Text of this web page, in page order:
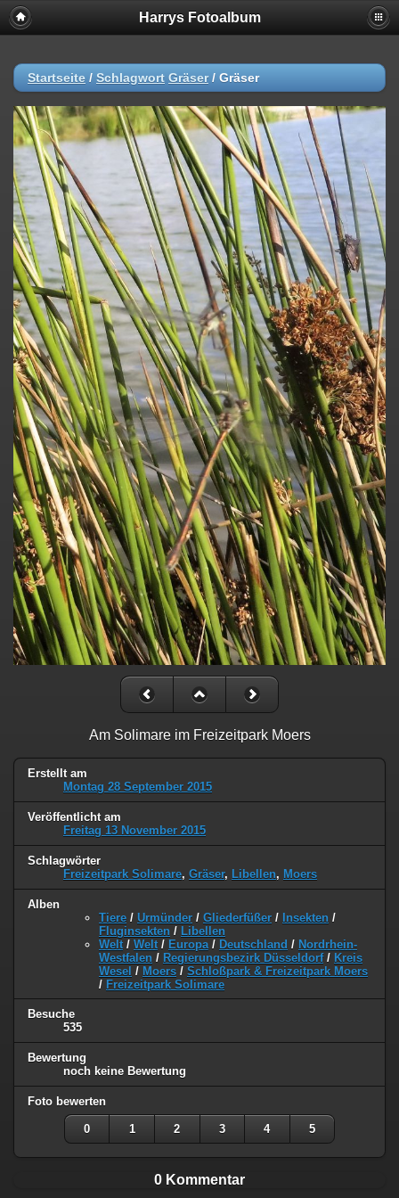
Harrys Fotoalbum
Startseite / Schlagwort Gräser/ Gräser
Am Solimare im Freizeitpark Moers
Erstellt am
Montag 28 September 2015
Veröffentlicht am
Freitag 13 November 2015
Schlagwörter
Freizeitpark Solimare, Gräser, Libellen, Moers
Alben
Tiere / Urmünder / Gliederfüßer / Insekten /
Fluginsekten / Libellen
Welt / Welt / Europa / Deutschland / Nordrhein-
Westfalen / Regierungsbezirk Düsseldorf/ Kreis
Wesel / Moers / Schloßpark & Freizeitpark Moers
/ Freizeitpark Solimare
Besuche
535
Bewertung
noch keine Bewertung
Foto bewerten
0 1 2 3 4 5
0 Kommentar